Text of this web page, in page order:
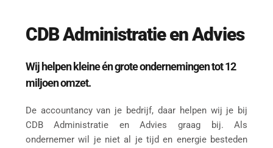
CDB Administratie en Advies
Wij helpen kleine én grote ondernemingen tot 12
miljoen omzet.
De accountancy van je bedrijf, daar helpen wij je bij
CDB Administratie en Advies graag bij. Als
ondernemer wil je niet al je tijd en energie besteden